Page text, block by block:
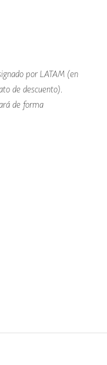
por LATAM (en
de descuento).
de forma